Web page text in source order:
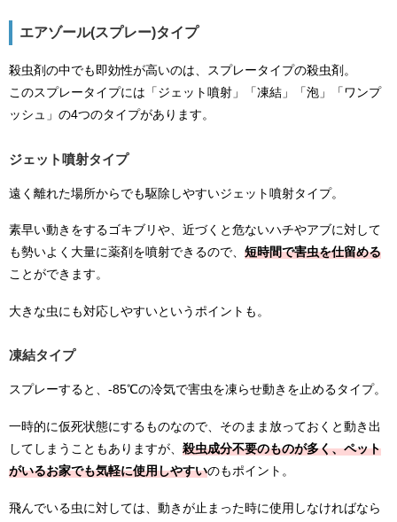
エアゾール(スプレー)タイプ
殺虫剤の中でも即効性が高いのは、スプレータイプの殺虫剤。
このスプレータイプには「ジェット噴射」「凍結」「泡」「ワンプ
ッシュ」の4つのタイプがあります。
ジェット噴射タイプ
遠く離れた場所からでも駆除しやすいジェット噴射タイプ。
素早い動きをするゴキブリや、近づくと危ないハチやアブに対して
も勢いよく大量に薬剤を噴射できるので、 短時間で害虫を仕留める
ことができます。
大きな虫にも対応しやすいというポイントも。
凍結タイプ
スプレーすると、-85℃の冷気で害虫を凍らせ動きを止めるタイプ。
一時的に仮死状態にするものなので、そのまま放っておくと動き出
してしまうこともありますが、 殺虫成分不要のものが多く、ペット
がいるお家でも気軽に使用しやすいのもポイント。
飛んでいる虫に対しては、動きが止まった時に使用しなければなら